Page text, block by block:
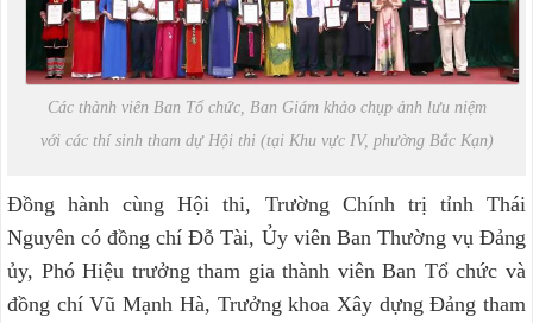
Các thành viên Ban Tổ chức, Ban Giám khảo chụp ảnh lưu niệm
với các thí sinh tham dự Hội thi (tại Khu vực IV, phường Bắc Kạn)
Đồng hành cùng Hội thi, Trường Chính trị tỉnh Thái
Nguyên có đồng chí Đỗ Tài, Ủy viên Ban Thường vụ Đảng
ủy, Phó Hiệu trưởng tham gia thành viên Ban Tổ chức và
đồng chí Vũ Mạnh Hà, Trưởng khoa Xây dựng Đảng tham